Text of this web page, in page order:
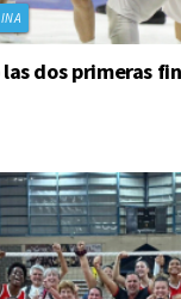
las dos primeras